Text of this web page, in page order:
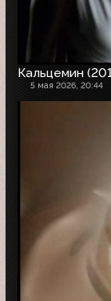
Кальцемин
5 мая 2026, 20:44